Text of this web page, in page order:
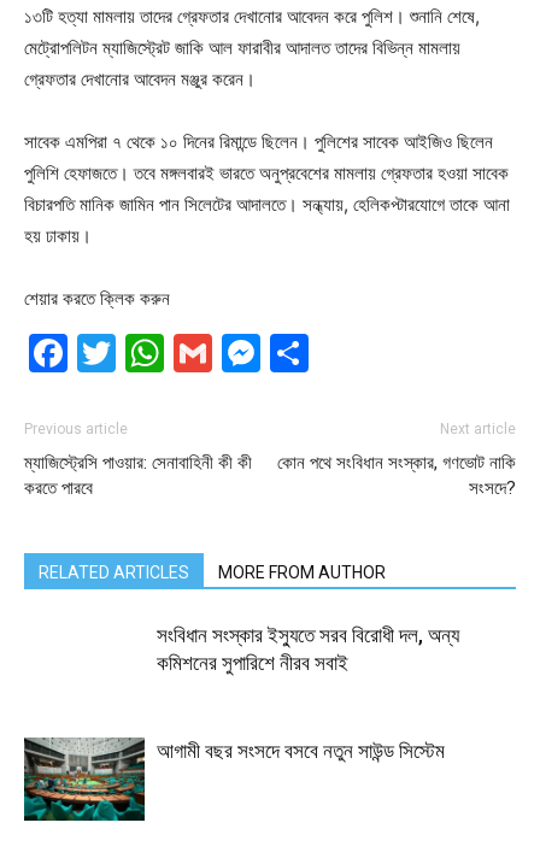
১৩টি হত্যা মামলায় তাদের গ্রেফতার দেখানোর আবেদন করে পুলিশ। শুনানি শেষে,
মেট্রোপলিটন ম্যাজিস্ট্রেট জাকি আল ফারাবীর আদালত তাদের বিভিন্ন মামলায়
গ্রেফতার দেখানোর আবেদন মঞ্জুর করেন।
সাবেক এমপিরা ৭ থেকে ১০ দিনের রিমান্ডে ছিলেন। পুলিশের সাবেক আইজিও ছিলেন
পুলিশি হেফাজতে। তবে মঙ্গলবারই ভারতে অনুপ্রবেশের মামলায় গ্রেফতার হওয়া সাবেক
বিচারপতি মানিক জামিন পান সিলেটের আদালতে। সন্ধ্যায়, হেলিকপ্টারযোগে তাকে আনা
হয় ঢাকায়।
শেয়ার করতে ক্লিক করুন
Facebook
Twitter
WhatsApp
GmailMessenger
Previous article
ম্যাজিস্ট্রেসি পাওয়ার: সেনাবাহিনী কী কী
করতে পারবে
Next article
কোন পথে সংবিধান সংস্কার, গণভোট নাকি
সংসদে?
RELATED ARTICLES MORE FROM AUTHOR
সংবিধান সংস্কার ইস্যুতে সরব বিরোধী দল, অন্য
কমিশনের সুপারিশে নীরব সবাই
আগামী বছর সংসদে বসবে নতুন সাউন্ড সিস্টেম